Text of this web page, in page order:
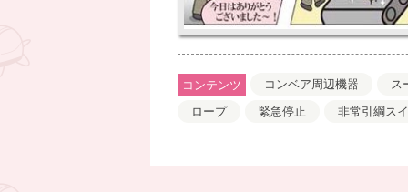
コンテンツ コンベア周辺機器
ス
ロープ
緊急停止 非常引綱ス